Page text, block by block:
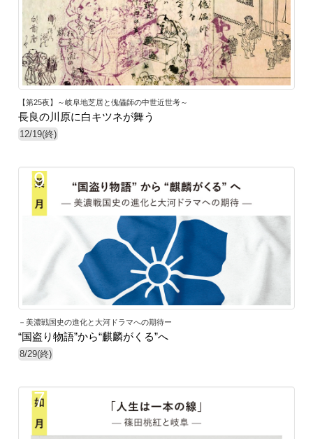
【第25夜】～岐阜地芝居と傀儡師の中世近世考～
長良の川原に白キツネが舞う
12/19(終)
29
－美濃戦国史の進化と大河ドラマへの期待ー
“国盗り物語”から“麒麟がくる”へ
8/29(終)
27